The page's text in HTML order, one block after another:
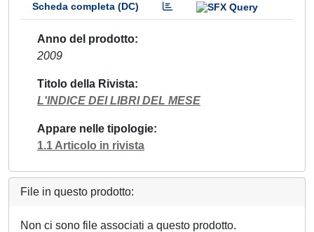
Scheda completa (DC)
Anno del prodotto
2009
Titolo della Rivista
L'INDICE DEI LIBRI DEL MESE
Appare nelle tipologie
1.1 Articolo in rivista
File in questo prodotto:
Non ci sono file associati a questo prodotto.